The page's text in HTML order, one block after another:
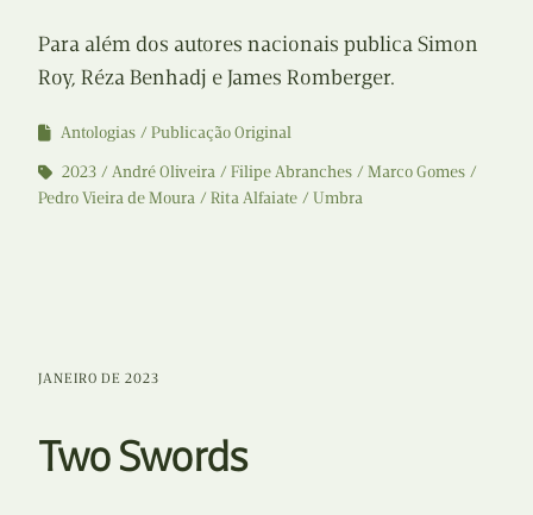
Para além dos autores nacionais publica Simon
Roy, Réza Benhadj e James Romberger.
Antologias
Publicação Original
2023
André Oliveira Filipe Abranches
Marco Gomes
Pedro Vieira de Moura
Rita Alfaiate Umbra
JANEIRO DE 2023
Two Swords